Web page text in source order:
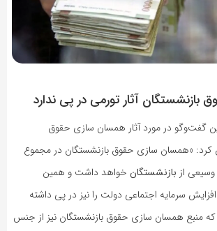
آثار تورمی در پی ندارد
گفت‌وگو در مورد آثار همسان سازی حقوق
کرد: «همسان سازی حقوق بازنشستگان در مجموع
وسیعی از بازنشستگان خواهد داشت و همین
سرمایه اجتماعی دولت را نیز در پی داشته
که منبع همسان سازی حقوق بازنشستگان نیز از جنس